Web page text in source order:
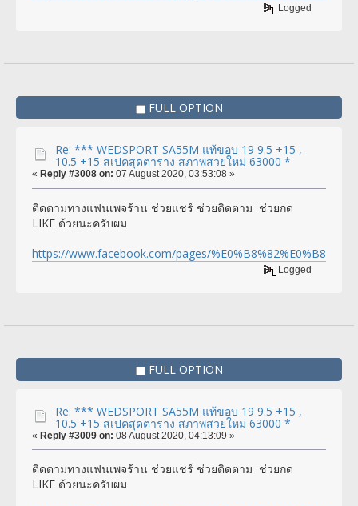
Logged
FULL OPTION
Re: *** WEDSPORT SA55M แท้ขอบ 19 9.5 +15 ,
10.5 +15 สเปคสุดตาราง สภาพสวยใหม่ 63000 *
« Reply #3008 on: 07 August 2020, 03:53:08 »
ติดตามทางแฟนเพจร้าน ช่วยแชร์ ช่วยติดตาม ช่วยกด
LIKE ด้วยนะครับผม
https://www.facebook.com/pages/
Logged
FULL OPTION
Re: *** WEDSPORT SA55M แท้ขอบ 19 9.5 +15 ,
10.5 +15 สเปคสุดตาราง สภาพสวยใหม่ 63000 *
« Reply #3009 on: 08 August 2020, 04:13:09 »
ติดตามทางแฟนเพจร้าน ช่วยแชร์ ช่วยติดตาม ช่วยกด
LIKE ด้วยนะครับผม